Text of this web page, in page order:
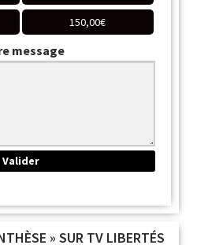
150,00€
message
» SUR TV LIBERTÉS